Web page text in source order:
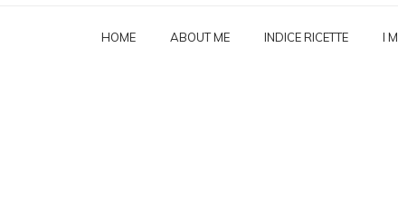
HOME ABOUT ME INDICE RICETTE I